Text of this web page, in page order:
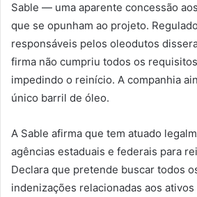
Sable — uma aparente concessão
que se opunham ao projeto.
responsáveis pelos oleodutos
firma não cumpriu todos os
impedindo o reinício. A companhia
único barril de óleo.
A Sable afirma que tem atuado
agências estaduais e federais para
Declara que pretende buscar todos
indenizações relacionadas aos